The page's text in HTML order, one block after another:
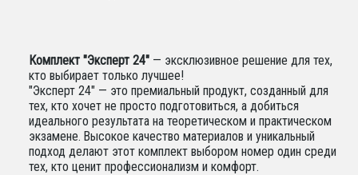
Комплект "Эксперт 24" — эксклюзивное решение для тех,
кто выбирает только лучшее!
"Эксперт 24" — это премиальный продукт, созданный для
тех, кто хочет не просто подготовиться, а добиться
идеального результата на теоретическом и практическом
экзамене. Высокое качество материалов и уникальный
подход делают этот комплект выбором номер один среди
тех, кто ценит профессионализм и комфорт.